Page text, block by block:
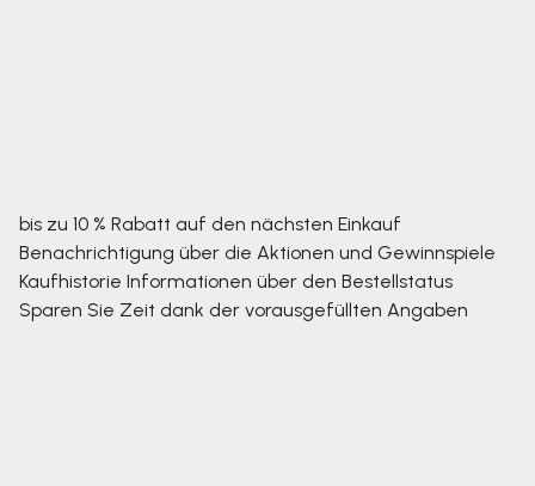
bis zu 10 % Rabatt auf den nächsten Einkauf
Benachrichtigung über die Aktionen und Gewinnspiele
Kaufhistorie Informationen über den Bestellstatus
Sparen Sie Zeit dank der vorausgefüllten Angaben